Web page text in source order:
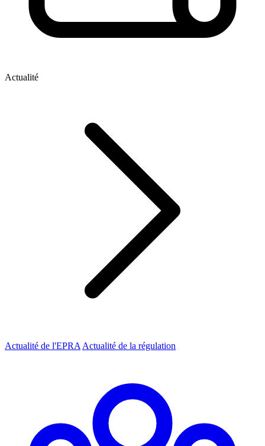
Actualité
Actualité de l'EPRA Actualité de la régulation